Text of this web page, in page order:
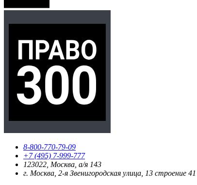
8-800-770-79-09
+7 (495) 7-999-777
123022, Москва, а/я 143
г. Москва, 2-я Звенигородская улица, 13 строение 41